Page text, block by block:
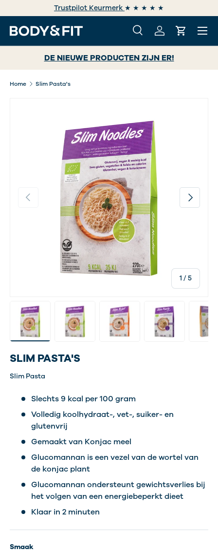
GA NAAR INHOUD
Trustpilot Keurmerk ★ ★ ★ ★ ★
Zoeken
ZoekenInloggen
Menu
DE NIEUWE PRODUCTEN ZIJN ER!
Home Slim Pasta's
Vorige
1 /van
5
Volgende
Laad afbeelding 1 in gallerij-weergave
Laad afbeelding 5 in gallerij-weergave
Laad afbeelding 6 in gallerij-
Laad afbeelding 7
Laad
SLIM PASTA'S
Slim Pasta
Slechts 9 kcal per 100 gram
Volledig koolhydraat-, vet-, suiker- en
glutenvrij
Gemaakt van Konjac meel
Glucomannan is een vezel van de wortel van
de konjac plant
Glucomannan ondersteunt gewichtsverlies bij
het volgen van een energiebeperkt dieet
Klaar in 2 minuten
Smaak